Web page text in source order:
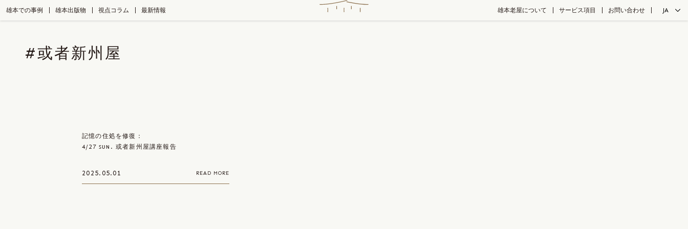
to雄本での事例 雄本出版物 視点コラム 最新情報 雄本老屋について サービス項目 お問い合わせ JA
#或者新州屋
記憶の住処を修復：
4/27 ꜱᴜɴ. 或者新州屋講座報告
2025.05.01 READ MORE